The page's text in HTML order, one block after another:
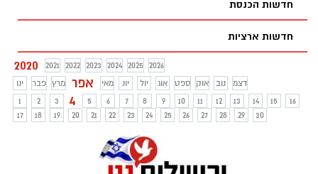
חדשות הכנסת
חדשות ארציות
2020 2021 2022 2023 2024 2025
2026
ינו
פבר מרץ אפר מאי יונ יול אוג ספט אוק נוב
דצמ
1
2 3 4 5 6 7 8 9 10 11 12 13 14 15
16
17
18 19 20 21 22 23 24 25 26 27 28 29 30